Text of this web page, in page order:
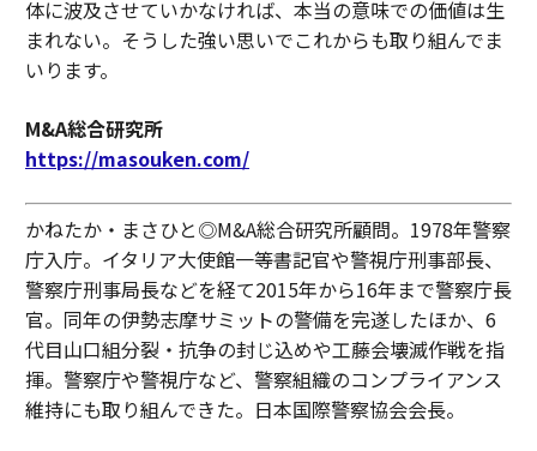
体に波及させていかなければ、本当の意味での価値は生
まれない。そうした強い思いでこれからも取り組んでま
いります。
M&A総合研究所
https://masouken.com/
かねたか・まさひと◎M&A総合研究所顧問。1978年警察
庁入庁。イタリア大使館一等書記官や警視庁刑事部長、
警察庁刑事局長などを経て2015年から16年まで警察庁長
官。同年の伊勢志摩サミットの警備を完遂したほか、6
代目山口組分裂・抗争の封じ込めや工藤会壊滅作戦を指
揮。警察庁や警視庁など、警察組織のコンプライアンス
維持にも取り組んできた。日本国際警察協会会長。